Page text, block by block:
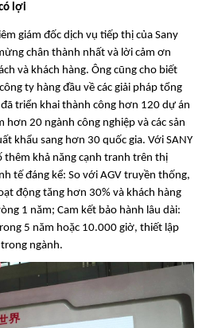
lợi
giám đốc dịch vụ tiếp thị của Sany
chân thành nhất và lời cảm ơn
và khách hàng. Ông cũng cho biết
ty hàng đầu về các giải pháp tổng
triển khai thành công hơn 120 dự án
hơn 20 ngành công nghiệp và các sản
khẩu sang hơn 30 quốc gia. Với SANY
thêm khả năng cạnh tranh trên thị
tế đáng kể: So với AGV truyền thống,
động tăng hơn 30% và khách hàng
1 năm; Cam kết bảo hành lâu dài:
5 năm hoặc 10.000 giờ, thiết lập
ngành.